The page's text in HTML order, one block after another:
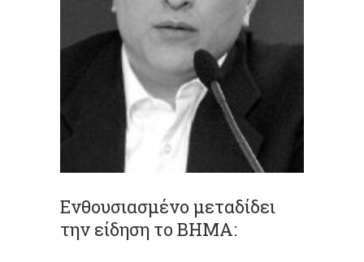
Ενθουσιασμένο μεταδίδει
την είδηση το ΒΗΜΑ: